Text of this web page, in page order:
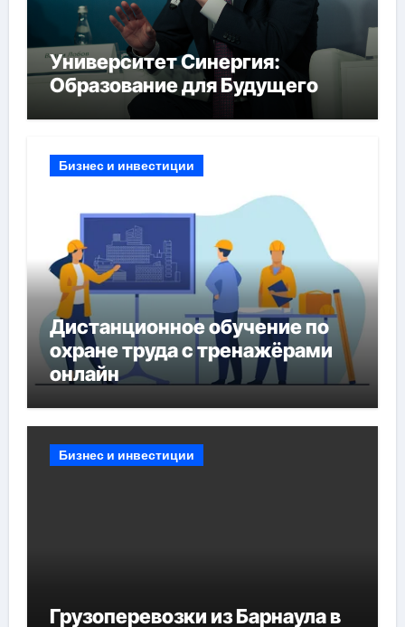
Университет Синергия:
Образование для Будущего
Бизнес и инвестиции
Дистанционное обучение по
охране труда с тренажёрами
онлайн
Бизнес и инвестиции
Грузоперевозки из Барнаула в